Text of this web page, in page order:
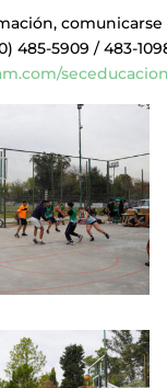
485-5909 / 483-